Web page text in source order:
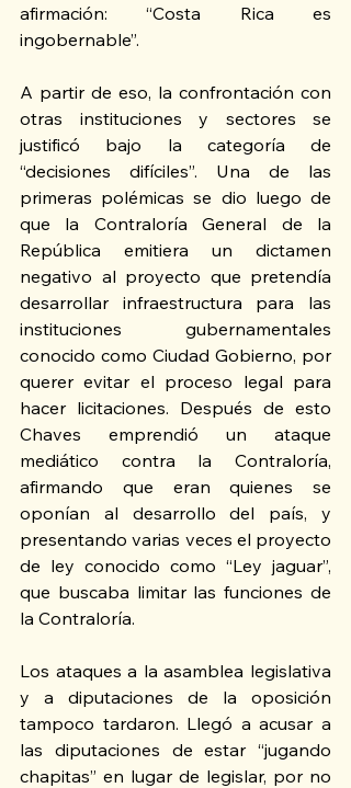
afirmación: “Costa Rica es
ingobernable”.
A partir de eso, la confrontación con
otras instituciones y sectores se
justificó bajo la categoría de
“decisiones difíciles”. Una de las
primeras polémicas se dio luego de
que la Contraloría General de la
República emitiera un dictamen
negativo al proyecto que pretendía
desarrollar infraestructura para las
instituciones gubernamentales
conocido como Ciudad Gobierno, por
querer evitar el proceso legal para
hacer licitaciones. Después de esto
Chaves emprendió un ataque
mediático contra la Contraloría,
afirmando que eran quienes se
oponían al desarrollo del país, y
presentando varias veces el proyecto
de ley conocido como “Ley jaguar”,
que buscaba limitar las funciones de
la Contraloría.
Los ataques a la asamblea legislativa
y a diputaciones de la oposición
tampoco tardaron. Llegó a acusar a
las diputaciones de estar “jugando
chapitas” en lugar de legislar, por no